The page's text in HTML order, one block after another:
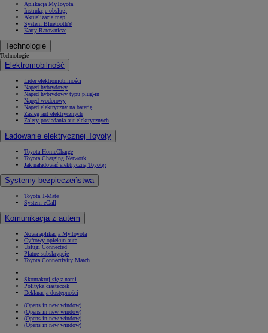
Aplikacja MyToyota
Instrukcje obsługi
Aktualizacja map
System Bluetooth®
Karty Ratownicze
Technologie
Technologie
Elektromobilność
Lider elektromobilności
Napęd hybrydowy
Napęd hybrydowy typu plug-in
Napęd wodorowy
Napęd elektryczny na baterię
Zasięg aut elektrycznych
Zalety posiadania aut elektrycznych
Ładowanie elektrycznej Toyoty
Toyota HomeCharge
Toyota Charging Network
Jak naładować elektryczną Toyotę?
Systemy bezpieczeństwa
Toyota T-Mate
System eCall
Komunikacja z autem
Nowa aplikacja MyToyota
Cyfrowy opiekun auta
Usługi Connected
Płatne subskrypcje
Toyota Connectivity Match
Skontaktuj się z nami
Polityka ciasteczek
Deklaracja dostępności
(Opens in new window)
(Opens in new window)
(Opens in new window)
(Opens in new window)